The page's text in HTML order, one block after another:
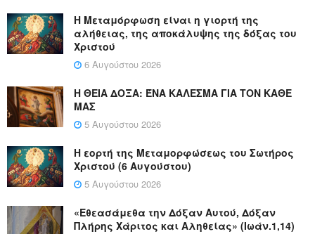
Η Μεταμόρφωση είναι η γιορτή της
αλήθειας, της αποκάλυψης της δόξας του
Χριστού
6 Αυγούστου 2026
Η ΘΕΙΑ ΔΟΞΑ: ΈΝΑ ΚΑΛΕΣΜΑ ΓΙΑ ΤΟΝ ΚΑΘΕ
ΜΑΣ
5 Αυγούστου 2026
Η εορτή της Μεταμορφώσεως του Σωτήρος
Χριστού (6 Αυγούστου)
5 Αυγούστου 2026
«Εθεασάμεθα την Δόξαν Αυτού, Δόξαν
Πλήρης Χάριτος και Αληθείας» (Ιωάν.1,14)